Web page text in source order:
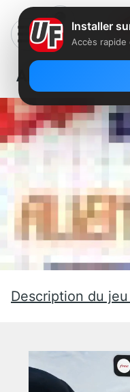
Alien Storm
Description du jeu
Installer
Accès